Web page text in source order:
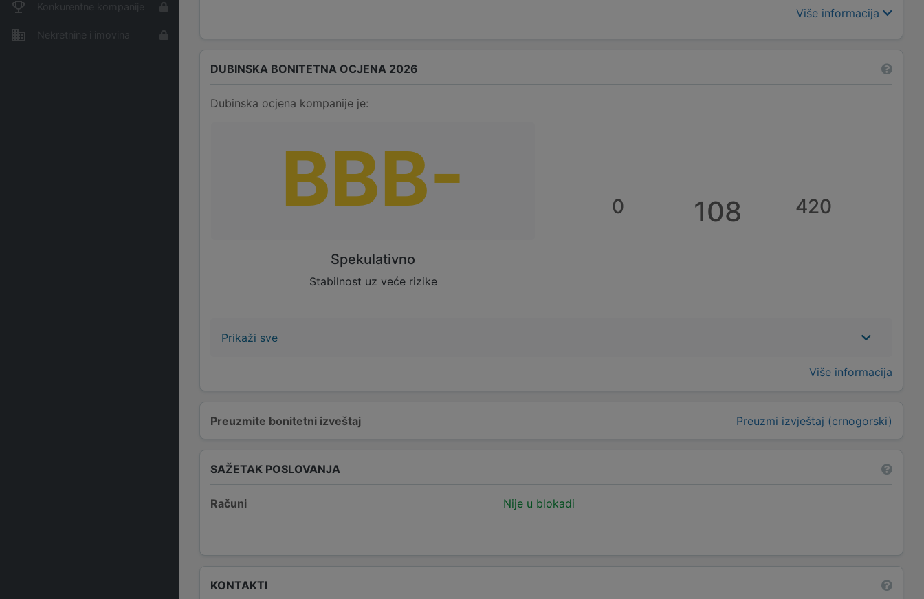
Konkurentne kompanije
Nekretnine i imovina
Više informacija
Preuzmite bonitetni izveštaj Preuzmi izvještaj (crnogorski)
DUBINSKA BONITETNA OCJENA 2026
Dubinska ocjena kompanije je:
BBB-
Spekulativno
Stabilnost uz veće rizike
0 108 420
Prikaži sve
Više informacija
SAŽETAK POSLOVANJA
Računi Nije u blokadi
KONTAKTI